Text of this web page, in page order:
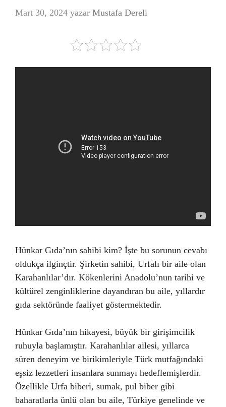
Mart 30, 2024 yazar Mustafa Dereli
Hünkar Gıda’nın sahibi kim? İşte bu sorunun cevabı
oldukça ilginçtir. Şirketin sahibi, Urfalı bir aile olan
Karahanlılar’dır. Kökenlerini Anadolu’nun tarihi ve
kültürel zenginliklerine dayandıran bu aile, yıllardır
gıda sektöründe faaliyet göstermektedir.
Hünkar Gıda’nın hikayesi, büyük bir girişimcilik
ruhuyla başlamıştır. Karahanlılar ailesi, yıllarca
süren deneyim ve birikimleriyle Türk mutfağındaki
eşsiz lezzetleri insanlara sunmayı hedeflemişlerdir.
Özellikle Urfa biberi, sumak, pul biber gibi
baharatlarla ünlü olan bu aile, Türkiye genelinde ve